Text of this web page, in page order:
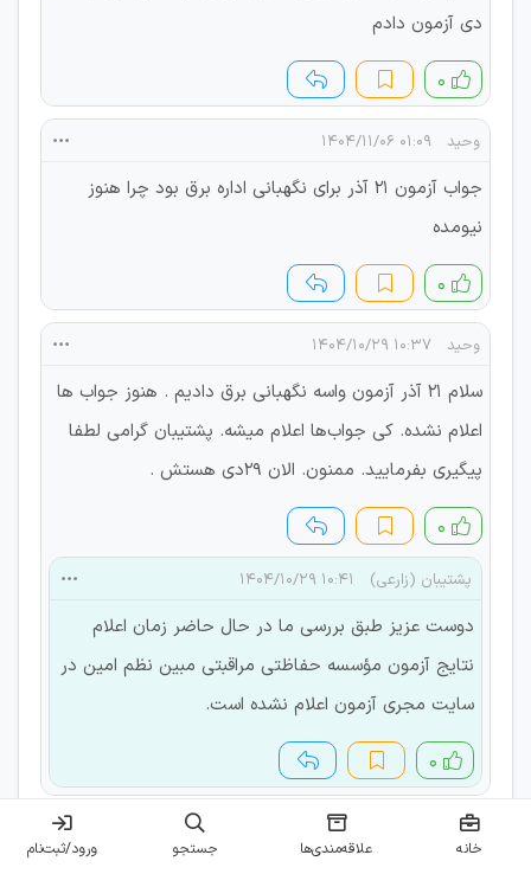
دی آزمون دادم
۰
وحید ۰۱:۰۹ ۱۴۰۴/۱۱/۰۶
جواب آزمون 21 آذر برای نگهبانی اداره برق بود چرا هنوز
نیومده
۰
وحید ۱۰:۳۷ ۱۴۰۴/۱۰/۲۹
سلام 21 آذر آزمون واسه نگهبانی برق دادیم . هنوز جواب ها
اعلام نشده. کی جواب‌ها اعلام میشه. پشتیبان گرامی لطفا
پیگیری بفرمایید. ممنون. الان 29دی هستش .
۰
پشتیبان (زارعی) ۱۰:۴۱ ۱۴۰۴/۱۰/۲۹
دوست عزیز طبق بررسی ما در حال حاضر زمان اعلام
نتایج آزمون مؤسسه حفاظتی مراقبتی مبین نظم امین در
سایت مجری آزمون اعلام نشده است.
۰
محمدامین
خانه علاقه‌مندی‌ها جستجو ورود/ثبت‌نام